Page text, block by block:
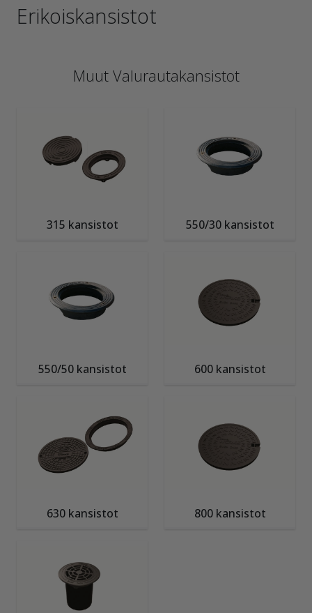
Erikoiskansistot
Muut Valurautakansistot
315 kansistot 550/30 kansistot
550/50 kansistot 600 kansistot
630 kansistot 800 kansistot